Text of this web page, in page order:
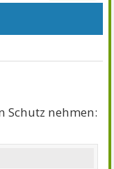
Schutz nehmen: